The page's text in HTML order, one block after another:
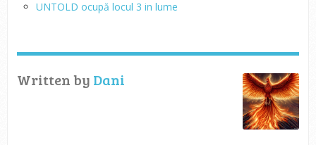
UNTOLD ocupă locul 3 in lume
Written by Dani